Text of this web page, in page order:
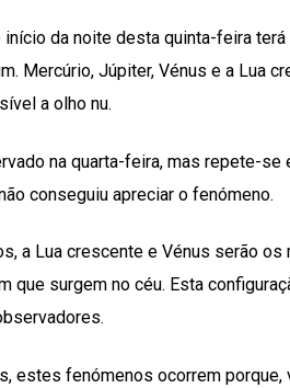
início da noite desta quinta-feira
Mercúrio, Júpiter, Vénus e a Lua
a olho nu.
na quarta-feira, mas repete-
conseguiu apreciar o fenómeno.
a Lua crescente e Vénus serão
que surgem no céu. Esta
estes fenómenos ocorrem porque,